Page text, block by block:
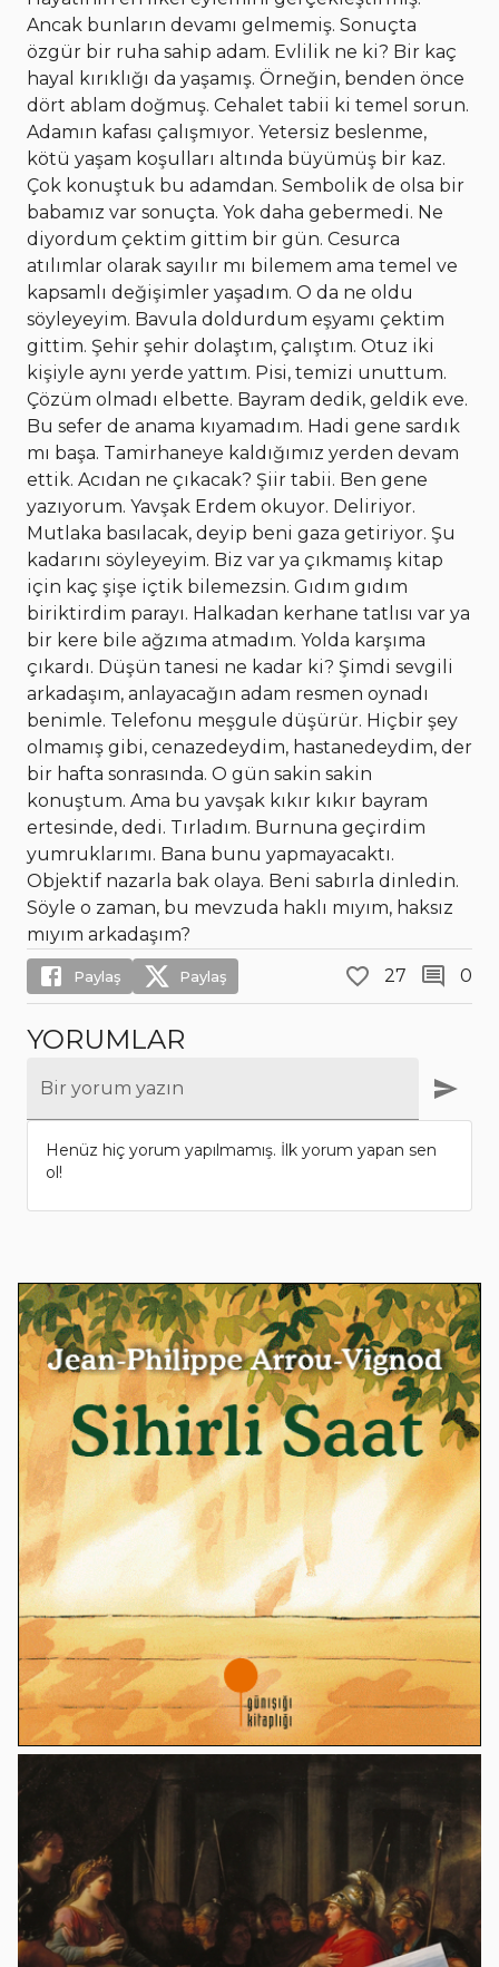
Ancak bunların devamı gelmemiş. Sonuçta
özgür bir ruha sahip adam. Evlilik ne ki? Bir kaç
hayal kırıklığı da yaşamış. Örneğin, benden önce
dört ablam doğmuş. Cehalet tabii ki temel sorun.
Adamın kafası çalışmıyor. Yetersiz beslenme,
kötü yaşam koşulları altında büyümüş bir kaz.
Çok konuştuk bu adamdan. Sembolik de olsa bir
babamız var sonuçta. Yok daha gebermedi. Ne
diyordum çektim gittim bir gün. Cesurca
atılımlar olarak sayılır mı bilemem ama temel ve
kapsamlı değişimler yaşadım. O da ne oldu
söyleyeyim. Bavula doldurdum eşyamı çektim
gittim. Şehir şehir dolaştım, çalıştım. Otuz iki
kişiyle aynı yerde yattım. Pisi, temizi unuttum.
Çözüm olmadı elbette. Bayram dedik, geldik eve.
Bu sefer de anama kıyamadım. Hadi gene sardık
mı başa. Tamirhaneye kaldığımız yerden devam
ettik. Acıdan ne çıkacak? Şiir tabii. Ben gene
yazıyorum. Yavşak Erdem okuyor. Deliriyor.
Mutlaka basılacak, deyip beni gaza getiriyor. Şu
kadarını söyleyeyim. Biz var ya çıkmamış kitap
için kaç şişe içtik bilemezsin. Gıdım gıdım
biriktirdim parayı. Halkadan kerhane tatlısı var ya
bir kere bile ağzıma atmadım. Yolda karşıma
çıkardı. Düşün tanesi ne kadar ki? Şimdi sevgili
arkadaşım, anlayacağın adam resmen oynadı
benimle. Telefonu meşgule düşürür. Hiçbir şey
olmamış gibi, cenazedeydim, hastanedeydim, der
bir hafta sonrasında. O gün sakin sakin
konuştum. Ama bu yavşak kıkır kıkır bayram
ertesinde, dedi. Tırladım. Burnuna geçirdim
yumruklarımı. Bana bunu yapmayacaktı.
Objektif nazarla bak olaya. Beni sabırla dinledin.
Söyle o zaman, bu mevzuda haklı mıyım, haksız
mıyım arkadaşım?
Paylaş Paylaş 27 0
YORUMLAR
Bir yorum yazın
Henüz hiç yorum yapılmamış. İlk yorum yapan sen
ol!